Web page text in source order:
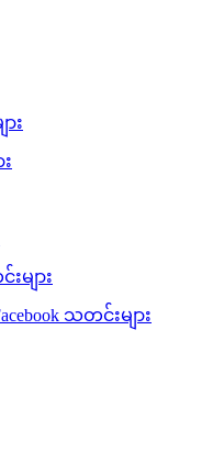
း
များ
သတင်းများ